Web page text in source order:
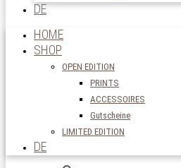
DE
HOME
SHOP
OPEN EDITION
PRINTS
ACCESSOIRES
Gutscheine
LIMITED EDITION
DE